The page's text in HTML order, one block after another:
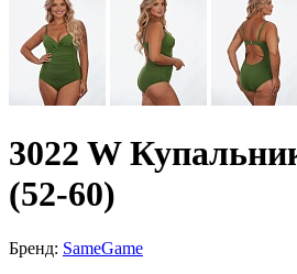
3022 W
(52-60)
Бренд: SameGame